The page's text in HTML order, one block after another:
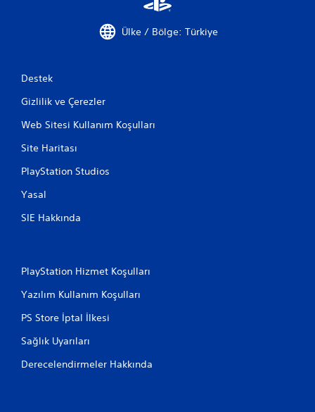
Ülke / Bölge: Türkiye
Destek
Gizlilik ve Çerezler
Web Sitesi Kullanım Koşulları
Site Haritası
PlayStation Studios
Yasal
SIE Hakkında
PlayStation Hizmet Koşulları
Yazılım Kullanım Koşulları
PS Store İptal İlkesi
Sağlık Uyarıları
Derecelendirmeler Hakkında